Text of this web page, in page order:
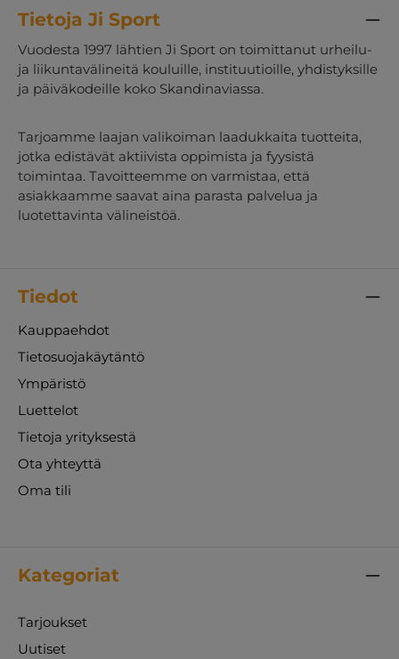
Tietoja Ji Sport
Vuodesta 1997 lähtien Ji Sport on toimittanut urheilu-
ja liikuntavälineitä kouluille, instituutioille, yhdistyksille
ja päiväkodeille koko Skandinaviassa.
Tarjoamme laajan valikoiman laadukkaita tuotteita,
jotka edistävät aktiivista oppimista ja fyysistä
toimintaa. Tavoitteemme on varmistaa, että
asiakkaamme saavat aina parasta palvelua ja
luotettavinta välineistöä.
Tiedot
Kauppaehdot
Tietosuojakäytäntö
Ympäristö
Luettelot
Tietoja yrityksestä
Ota yhteyttä
Oma tili
Kategoriat
Tarjoukset
Uutiset